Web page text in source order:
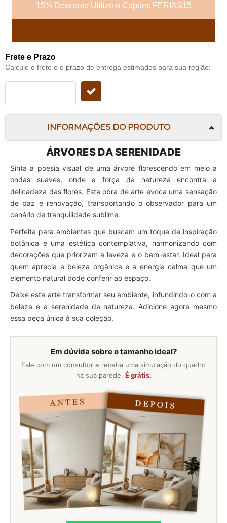
15% Desconto Utilize o Cupom: FERIAS15
Frete e Prazo
Calcule o frete e o prazo de entrega estimados para sua região:
INFORMAÇÕES DO PRODUTO
ÁRVORES DA SERENIDADE
Sinta a poesia visual de uma árvore florescendo em meio a
ondas suaves, onde a força da natureza encontra a
delicadeza das flores. Esta obra de arte evoca uma sensação
de paz e renovação, transportando o observador para um
cenário de tranquilidade sublime.
Perfeita para ambientes que buscam um toque de inspiração
botânica e uma estética contemplativa, harmonizando com
decorações que priorizam a leveza e o bem-estar. Ideal para
quem aprecia a beleza orgânica e a energia calma que um
elemento natural pode conferir ao espaço.
Deixe esta arte transformar seu ambiente, infundindo-o com a
beleza e a serenidade da natureza. Adicione agora mesmo
essa peça única à sua coleção.
Em dúvida sobre o tamanho ideal?
Fale com um consultor e receba uma simulação do quadro
na sua parede. É grátis.